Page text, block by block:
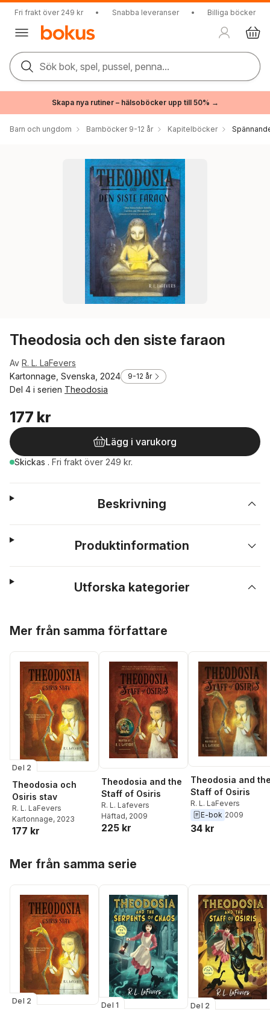
Fri frakt över 249 kr • Snabba leveranser • Billiga böcker
Sök bok, spel, pussel, penna...
Skapa nya rutiner – hälsoböcker upp till 50% →
Barn och ungdom Barnböcker 9-12 år Kapitelböcker
Theodosia och den siste faraon
Av R. L. LaFevers
Kartonnage, Svenska, 2024
9-12 år
Del 4 i serien Theodosia
177 kr
Lägg i varukorg
Skickas . Fri frakt över 249 kr.
Beskrivning
Produktinformation
Utforska kategorier
Mer från samma författare
Del 2
Theodosia och
Osiris stav
R. L. LaFevers
Kartonnage, 2023
177 kr
Theodosia and the
Staff of Osiris
R. L. Lafevers
Häftad, 2009
225 kr
Theodosia and
Staff of Osiris
R. L. LaFevers
E-bok 2009
34 kr
Mer från samma serie
Del 2 Del 1 Del 2